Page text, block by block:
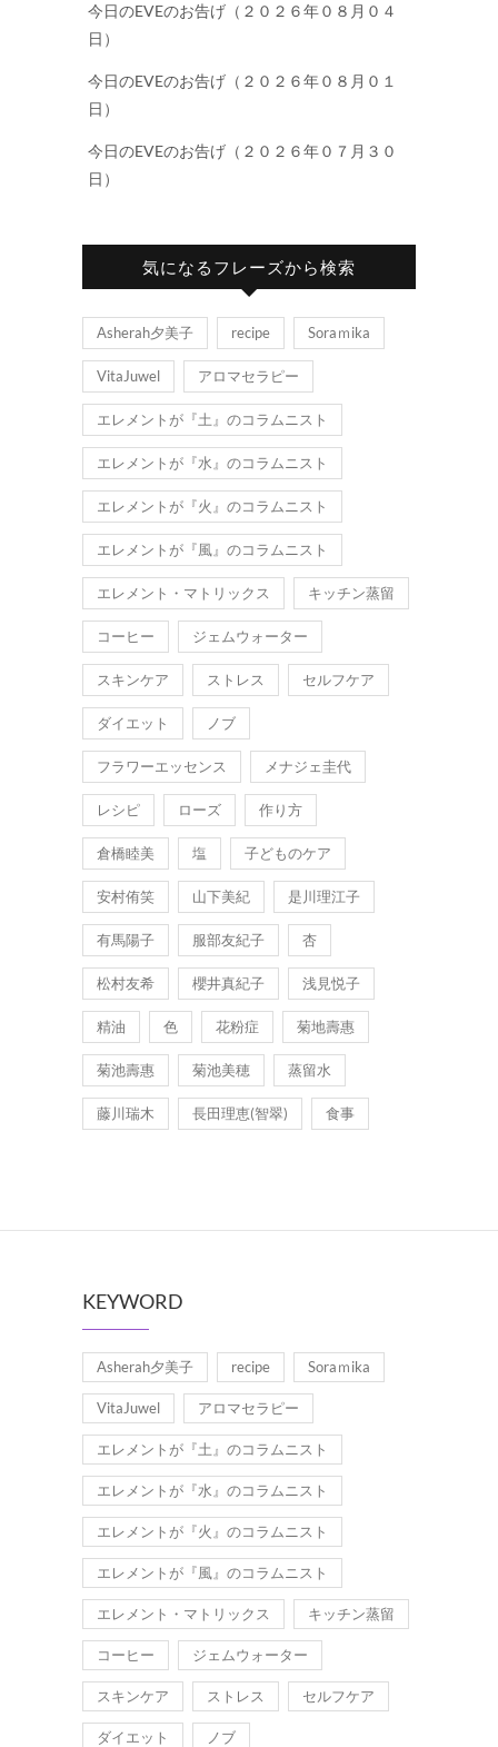
今日のEVEのお告げ（２０２６年０８月０４
日）
今日のEVEのお告げ（２０２６年０８月０１
日）
今日のEVEのお告げ（２０２６年０７月３０
日）
気になるフレーズから検索
Asherah夕美子 recipe Soraｍika
VitaJuwel アロマセラピー
エレメントが『土』のコラムニスト
エレメントが『水』のコラムニスト
エレメントが『火』のコラムニスト
エレメントが『風』のコラムニスト
エレメント・マトリックス キッチン蒸留
コーヒー ジェムウォーター
スキンケア ストレス セルフケア
ダイエット ノブ
フラワーエッセンス メナジェ圭代
レシピ ローズ 作り方
倉橋睦美 塩 子どものケア
安村侑笑 山下美紀 是川理江子
有馬陽子 服部友紀子 杏
松村友希 櫻井真紀子 浅見悦子
精油 色 花粉症 菊地壽惠
菊池壽惠 菊池美穂 蒸留水
藤川瑞木 長田理恵(智翠) 食事
KEYWORD
Asherah夕美子 recipe Soraｍika
VitaJuwel アロマセラピー
エレメントが『土』のコラムニスト
エレメントが『水』のコラムニスト
エレメントが『火』のコラムニスト
エレメントが『風』のコラムニスト
エレメント・マトリックス キッチン蒸留
コーヒー ジェムウォーター
スキンケア ストレス セルフケア
ダイエット ノブ